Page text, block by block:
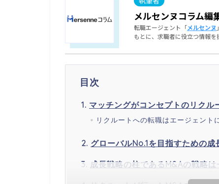
メルセンヌコラム編
転職エージェント「メルセンヌ
もとに、求職者に役立つ情報を
目次
マッチングがコンセプトのリクル
リクルートへの転職はエージェント
グローバルNo.1を目指すための成
成長戦略の柱であるM&Aの戦略は